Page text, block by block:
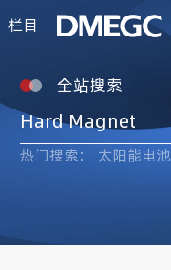
栏目
全站搜索
热门搜索： 太阳能电池